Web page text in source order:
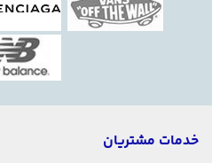
خدمات مشتریان